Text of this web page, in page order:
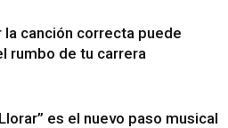
la canción correcta puede
rumbo de tu carrera
es el nuevo paso musical